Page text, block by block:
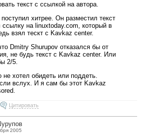
текст с ссылкой на автора.
хитрее. Он разместил текст
ссылку на linuxtoday.com, который в
взял тескт с Kavkaz center.
Dmitry Shurupov отказался бы от
не будь текст с Kavkaz center. Или
2/5.
не хотел обидеть или поддеть.
вслух. И я сам бы этот Kavkaz
Цитировать
2005